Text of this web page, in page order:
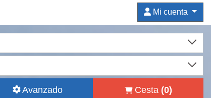
Mi cuenta
Avanzado Cesta (0)